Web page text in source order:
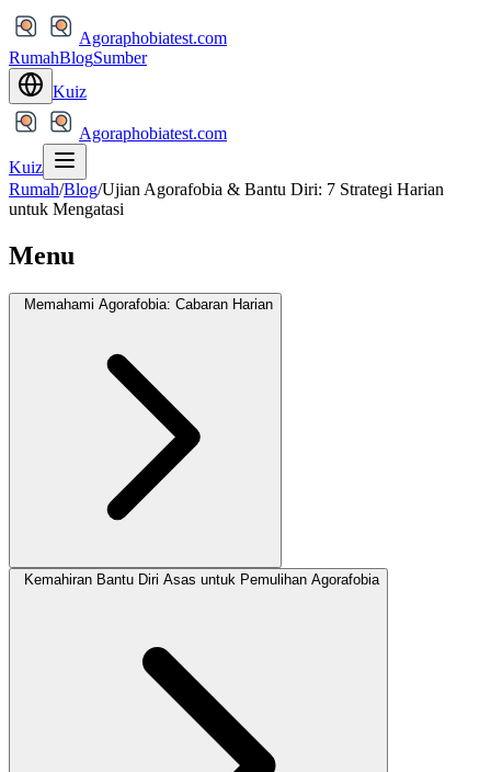
Agoraphobiatest.com
RumahBlogSumber
Kuiz
Agoraphobiatest.com
Kuiz
Rumah/Blog/Ujian Agorafobia & Bantu Diri: 7 Strategi Harian
untuk Mengatasi
Menu
Memahami Agorafobia: Cabaran Harian
Kemahiran Bantu Diri Asas untuk Pemulihan Agorafobia